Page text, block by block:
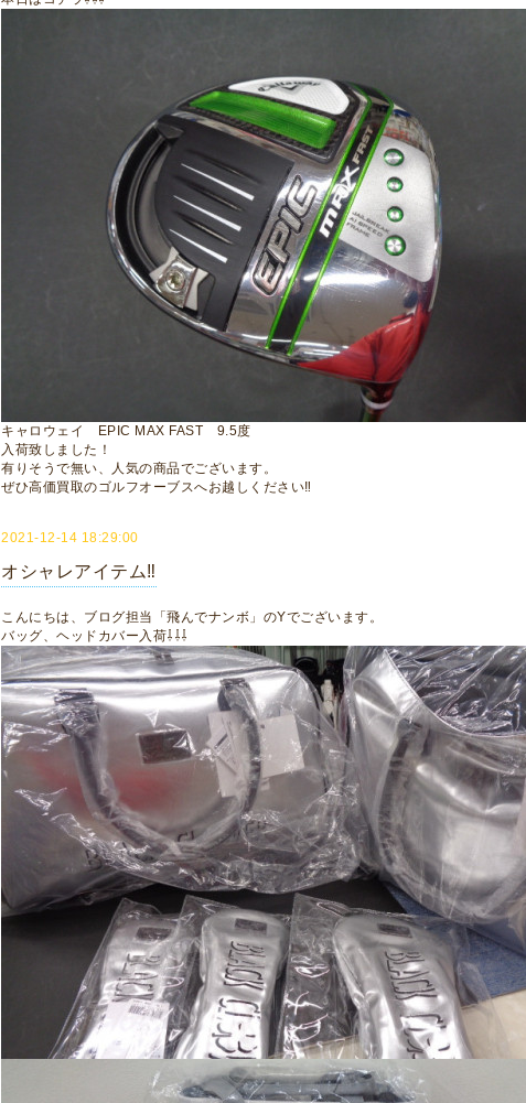
キャロウェイ EPIC MAX FAST 9.5度
入荷致しました！
有りそうで無い、人気の商品でございます。
ぜひ高価買取のゴルフオーブスへお越しください‼
2021-12-14 18:29:00
オシャレアイテム‼
こんにちは、ブログ担当「飛んでナンボ」のYでございます。
バッグ、ヘッドカバー入荷⇩⇩⇩